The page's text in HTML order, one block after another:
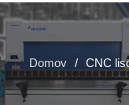
Domov CNC